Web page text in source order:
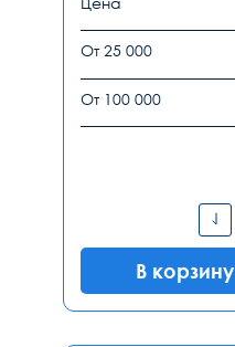
От 25 000
От 100 000
В корзину